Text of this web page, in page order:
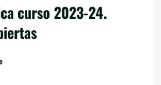
curso 2023-24.